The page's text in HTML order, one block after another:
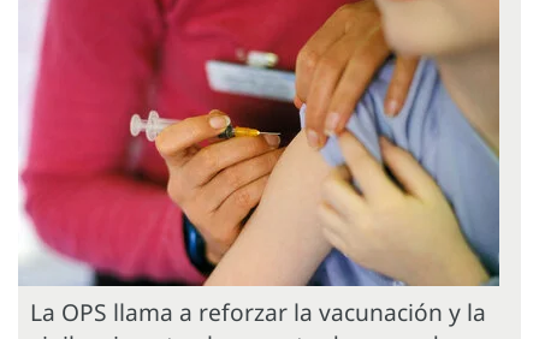
La OPS llama a reforzar la vacunación y la